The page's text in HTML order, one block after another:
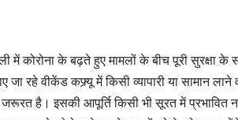
में कोरोना के बढ़ते हुए मामलों के बीच पूरी
जा रहे वीकेंड कफ्र्यू में किसी व्यापारी या सामान
है। इसकी आपूर्ति किसी भी सूरत में प्रभावित